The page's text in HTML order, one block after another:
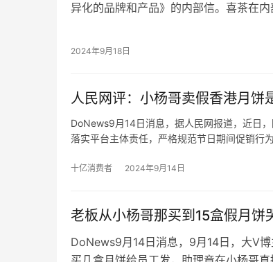
异化的品牌和产品》的内部信。喜茶在
对此，喜茶在内部信中提出，破局之道
量与门店运营品质。
2024年9月18日
人民网评：小杨哥卖假香港月饼
DoNews9月14日消息，据人民网报道，近日
落实平台主体责任，严格规范节日期间促销行
十亿消费者 2024年9月14日
老板从小杨哥那买到15盒假月饼
DoNews9月14日消息，9月14日，大V